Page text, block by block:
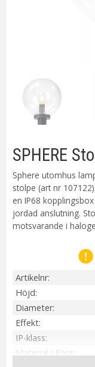
SPHERE
Sphere utomhus
stolpe (art nr
en IP68
jordad anslutning.
motsvarande i
Artikelnr
Höjd
Diameter
Effekt
IP-klass
Material / Färg